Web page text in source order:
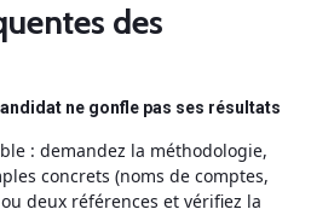
des
ne gonfle pas ses résultats
: demandez la méthodologie,
concrets (noms de comptes,
deux références et vérifiez la